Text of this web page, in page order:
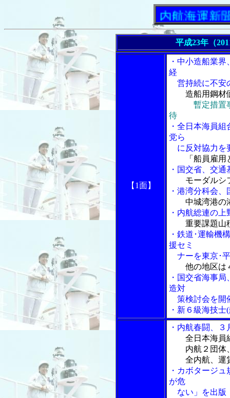
「内航海運新聞」ニ
平成23年（
【1面】
・中小造船業
経
営持続に不安
造船用鋼材
暫定措置
待
・全日本海員
党ら
に反対協力を
「船員雇
・国交省、交
モーダルシ
・港湾分科会
中城湾港の
・内航総連の
重要課題山
・鉄道･運輸機
援セミ
ナーを東京･
他の地区は
・国交省海事
造対
策検討会を開
・新６級海技
・内航春闘、
全日本海員
内航２団体、
全内航、運賃
・カボタージ
が危
ない」を出版